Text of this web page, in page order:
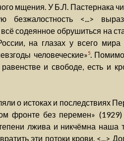
мщения. У Б.Л. Пастернака
безжалостность <...>
содеянное обрушиться на
на глазах у всего
человеческие»5. Помимо
и свободе, есть и
о истоках и последствиях
фронте без перемен» (1929)
лжива и никчёмна наша
эти потоки крови. <...>